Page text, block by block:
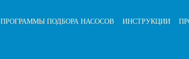
ПРОГРАММЫ ПОДБОРА НАСОСОВ ИНСТРУКЦИИ